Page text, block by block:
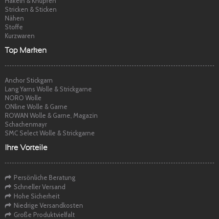
Stricken & Sticken
Nähen
Stoffe
Kurzwaren
Top Marken
Anchor Stickgarn
Lang Yarns Wolle & Strickgarne
NORO Wolle
ONline Wolle & Garne
ROWAN Wolle & Garne, Magazin
Schachenmayr
SMC Select Wolle & Strickgarne
Ihre Vorteile
Persönliche Beratung
Schneller Versand
Hohe Sicherheit
Niedrige Versandkosten
Große Produktvielfalt